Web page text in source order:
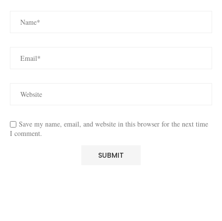
Save my name, email, and website in this browser for the next time
I comment.